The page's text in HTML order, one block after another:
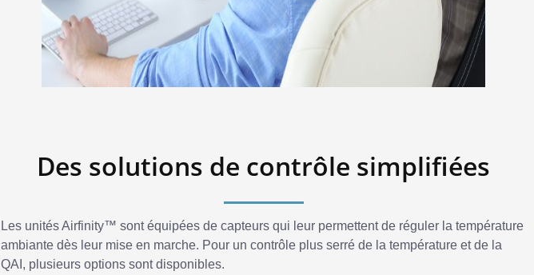
Des solutions de contrôle simplifiées
Les unités Airfinity™ sont équipées de capteurs qui leur permettent de réguler la température
ambiante dès leur mise en marche. Pour un contrôle plus serré de la température et de la
QAI, plusieurs options sont disponibles.